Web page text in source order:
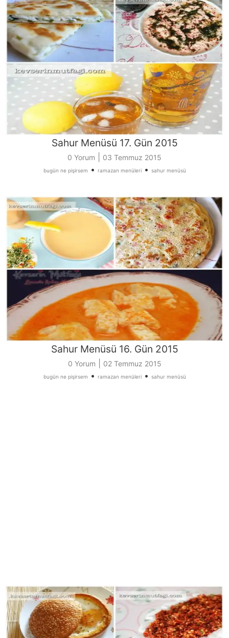
Sahur Menüsü 17. Gün 2015
0 Yorum 03 Temmuz 2015
bugün ne pişirsem • ramazan menüleri• sahur menüsü
Sahur Menüsü 16. Gün 2015
0 Yorum 02 Temmuz 2015
bugün ne pişirsem • ramazan menüleri• sahur menüsü